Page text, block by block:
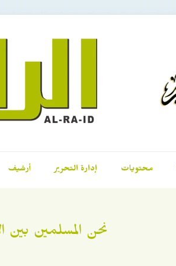
محتويات إدارة التحرير أرشيف
نحن المسلمين بين